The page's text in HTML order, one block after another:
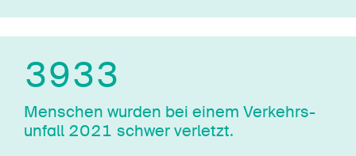
3933
Menschen wurden bei einem Ver­kehrs­
un­fall 2021 schwer verletzt.